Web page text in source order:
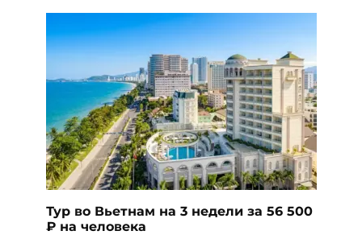
Тур во Вьетнам на 3 недели за 56 500
₽ на человека